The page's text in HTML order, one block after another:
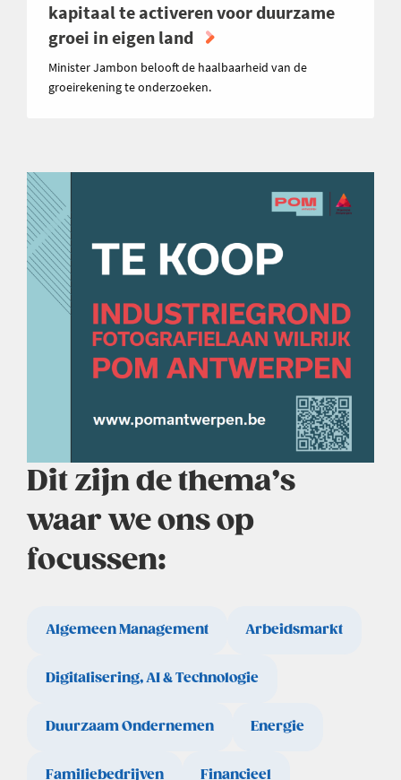
kapitaal te activeren voor duurzame
groei in eigen land
Minister Jambon belooft de haalbaarheid van de
groeirekening te onderzoeken.
Dit zijn de thema’s
waar we ons op
focussen:
Algemeen Management Arbeidsmarkt
Digitalisering, AI & Technologie
Duurzaam Ondernemen Energie
Familiebedrijven Financieel